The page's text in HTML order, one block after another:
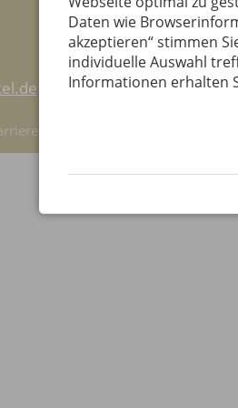
Daten wie
akzeptieren“ stimmen
individuelle Auswahl
Informationen erhalten